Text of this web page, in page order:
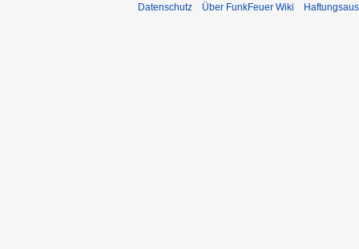
Datenschutz Über FunkFeuer Wiki